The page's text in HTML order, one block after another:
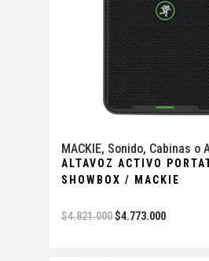
MACKIE, Sonido, Cabinas o
ALTAVOZ ACTIVO
SHOWBOX / MACKIE
$4.821.000$4.773.000